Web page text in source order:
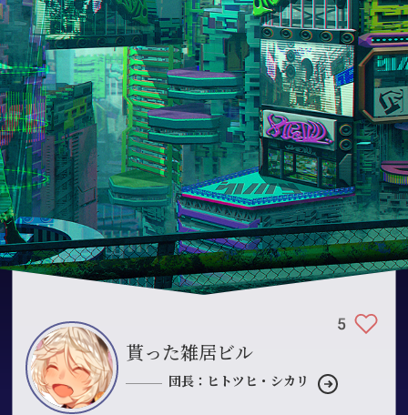
5
貰った雑居ビル
団長：ヒトツヒ・シカリ